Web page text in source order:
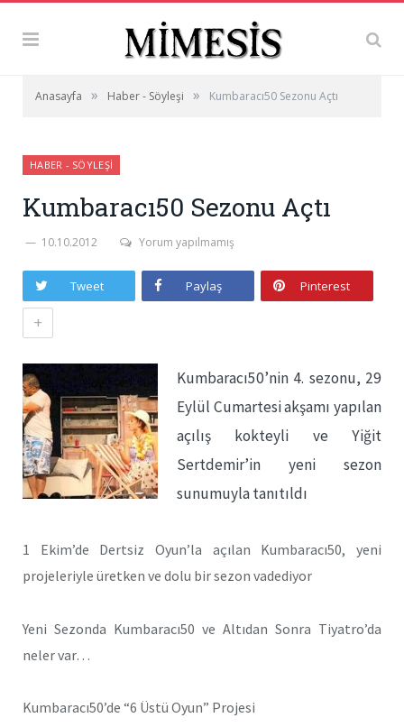
Anasayfa » Haber - Söyleşi » Kumbaracı50 Sezonu Açtı
HABER - SÖYLEŞI
Kumbaracı50 Sezonu Açtı
10.10.2012 Yorum yapılmamış
Tweet Paylaş Pinterest
+
Kumbaracı50’nin 4. sezonu, 29
Eylül Cumartesi akşamı yapılan
açılış kokteyli ve Yiğit
Sertdemir’in yeni sezon
sunumuyla tanıtıldı
1 Ekim’de Dertsiz Oyun’la açılan Kumbaracı50, yeni
projeleriyle üretken ve dolu bir sezon vadediyor
Yeni Sezonda Kumbaracı50 ve Altıdan Sonra Tiyatro’da
neler var…
Kumbaracı50’de “6 Üstü Oyun” Projesi